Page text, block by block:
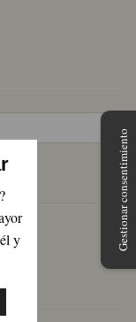
y
Gestionar consentimiento